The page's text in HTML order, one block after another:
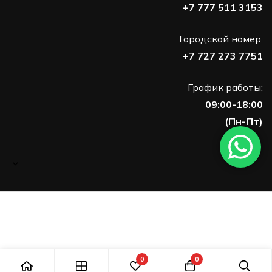
+7 777 511 3153
Городской номер:
+7 727 273 7751
График работы:
09:00-18:00
(Пн-Пт)
0 0